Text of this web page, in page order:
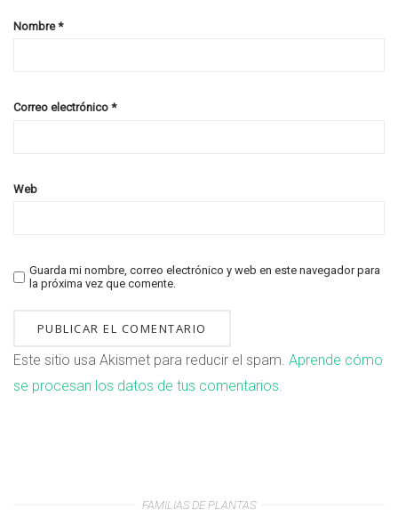
Nombre*
Correo electrónico *
Web
Guarda mi nombre, correo electrónico y web en este navegador para
la próxima vez que comente.
Este sitio usa Akismet para reducir el spam. Aprende cómo
se procesan los datos de tus comentarios.
FAMILIAS DE PLANTAS